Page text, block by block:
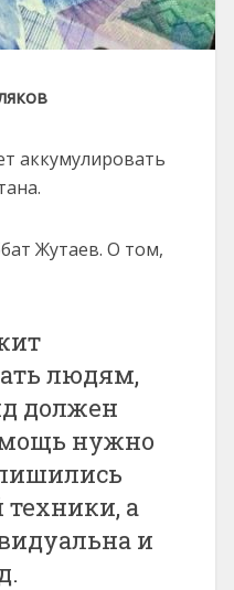
аккумулировать
Жутаев. О том,
людям,
должен
нужно
техники, а
и